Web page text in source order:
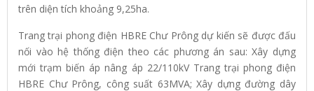
trên diện tích khoảng 9,25ha.
Trang trại phong điện HBRE Chư Prông dự kiến sẽ được đấu
nối vào hệ thống điện theo các phương án sau: Xây dựng
mới trạm biến áp nâng áp 22/110kV Trang trại phong điện
HBRE Chư Prông, công suất 63MVA; Xây dựng đường dây